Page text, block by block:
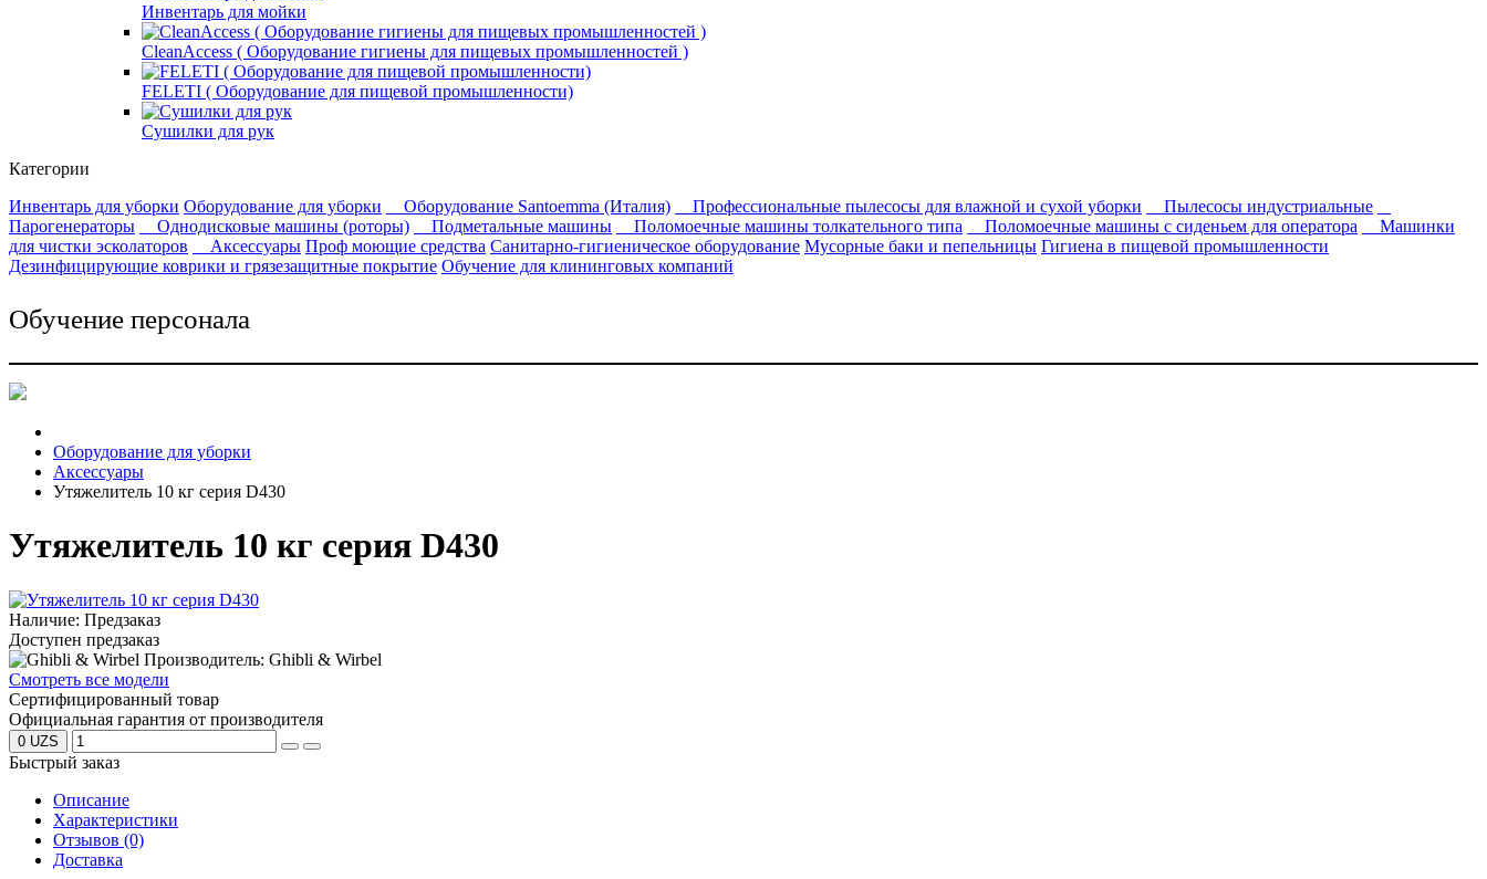
Инвентарь для мойки
СleanAccess ( Оборудование гигиены для пищевых промышленностей )
FELETI ( Оборудование для пищевой промышленности)
Сушилки для рук
Категории
Инвентарь для уборки Оборудование для уборки Оборудование Santoemma (Италия) Профессиональные пылесосы для влажной и сухой уборки
Пылесосы индустриальные
Парогенераторы
Однодисковые машины (роторы) Подметальные машины Поломоечные машины толкательного типа Поломоечные машины с сиденьем для оператора
Машинки
для чистки эсколаторов
Аксессуары Проф моющие средства Санитарно-гигиеническое оборудование Мусорные баки и пепельницы Гигиена в пищевой промышленности
Дезинфицирующие коврики и грязезащитные покрытие Обучение для клининговых компаний
Обучение персонала
Оборудование для уборки
Аксессуары
Утяжелитель 10 кг серия D430
Утяжелитель 10 кг серия D430
Наличие: Предзаказ
Доступен предзаказ
Производитель: Ghibli & Wirbel
Смотреть все модели
Сертифицированный товар
Официальная гарантия от производителя
0 UZS
Быстрый заказ
Описание
Характеристики
Отзывов (0)
Доставка